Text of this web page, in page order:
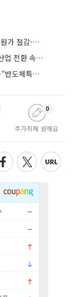
메모리값 폭등에 달라진 셈법…갤럭시는 원가 절감·아이폰은 서비스 확대
‘5년 LTA’ 늘리는 삼성·SK…메모리 수주산업 전환 속 다른 셈법
주52시간 특례, 메가특구법서 부활하나…“반도체특별법 담겨야”
추가취재 원해요
0